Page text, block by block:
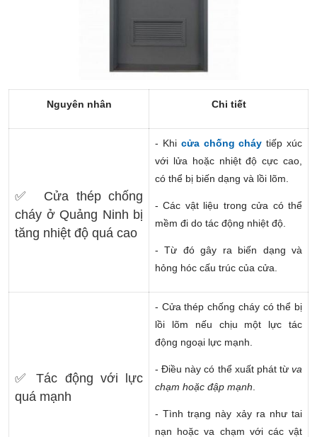
Nguyên nhân Chi tiết
✅ Cửa thép chống
cháy ở Quảng Ninh bị
tăng nhiệt độ quá cao
- Khi cửa chống cháy tiếp xúc
với lửa hoặc nhiệt độ cực cao,
có thể bị biến dạng và lồi lõm.
- Các vật liệu trong cửa có thể
mềm đi do tác động nhiệt độ.
- Từ đó gây ra biến dạng và
hỏng hóc cấu trúc của cửa.
✅ Tác động với lực
quá mạnh
- Cửa thép chống cháy có thể bị
lồi lõm nếu chịu một lực tác
động ngoại lực mạnh.
- Điều này có thể xuất phát từ va
chạm hoặc đập mạnh.
- Tình trạng này xảy ra như tai
nạn hoặc va chạm với các vật